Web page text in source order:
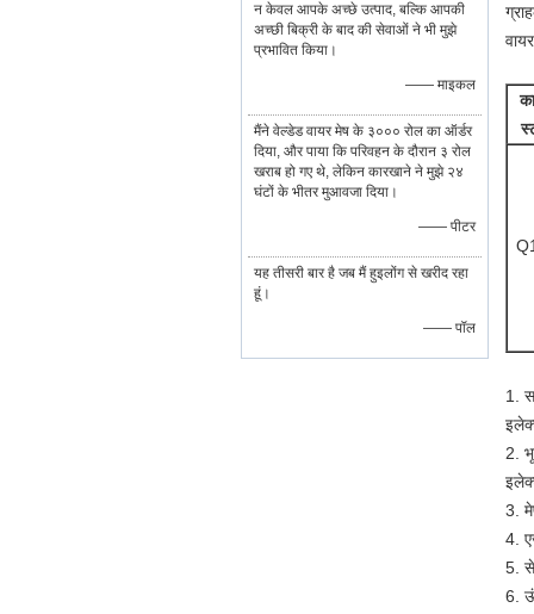
न केवल आपके अच्छे उत्पाद, बल्कि आपकी
अच्छी बिक्री के बाद की सेवाओं ने भी मुझे
प्रभावित किया।
—— माइकल
मैंने वेल्डेड वायर मेष के ३००० रोल का ऑर्डर
दिया, और पाया कि परिवहन के दौरान ३ रोल
खराब हो गए थे, लेकिन कारखाने ने मुझे २४
घंटों के भीतर मुआवजा दिया।
—— पीटर
यह तीसरी बार है जब मैं हुइलोंग से खरीद रहा
हूं।
—— पॉल
1.
2.
3.
4.
5.
6.